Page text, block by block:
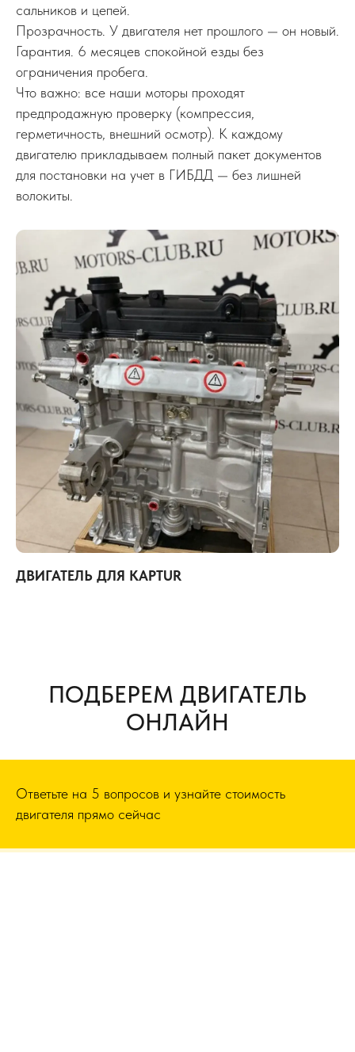
сальников и цепей.
Прозрачность. У двигателя нет прошлого — он новый.
Гарантия. 6 месяцев спокойной езды без
ограничения пробега.
Что важно: все наши моторы проходят
предпродажную проверку (компрессия,
герметичность, внешний осмотр). К каждому
двигателю прикладываем полный пакет документов
для постановки на учет в ГИБДД — без лишней
волокиты.
ДВИГАТЕЛЬ ДЛЯ KAPTUR
ПОДБЕРЕМ ДВИГАТЕЛЬ
ОНЛАЙН
Ответьте на 5 вопросов и узнайте стоимость
двигателя прямо сейчас